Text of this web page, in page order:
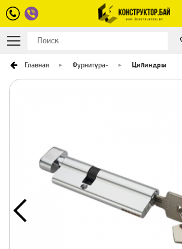
Главная Фурнитура- Цилиндры